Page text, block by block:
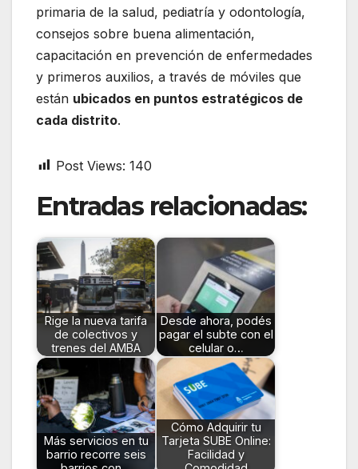
primaria de la salud, pediatría y odontología,
consejos sobre buena alimentación,
capacitación en prevención de enfermedades
y primeros auxilios, a través de móviles que
están ubicados en puntos estratégicos de
cada distrito.
Post Views: 140
Entradas relacionadas:
Rige la nueva tarifa
de colectivos y
trenes del AMBA
Desde ahora, podés
pagar el subte con el
celular o…
Más servicios en tu
barrio recorre seis
Cómo Adquirir tu
Tarjeta SUBE Online:
Facilidad y